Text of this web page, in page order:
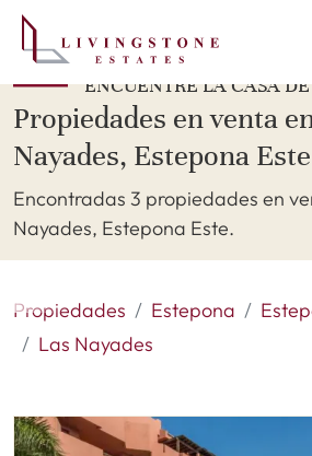
ENCUENTRE LA CASA DE
Propiedades en venta
Nayades, Estepona Este
Encontradas 3 propiedades en
Nayades, Estepona Este.
Propiedades Estepona
Las Nayades